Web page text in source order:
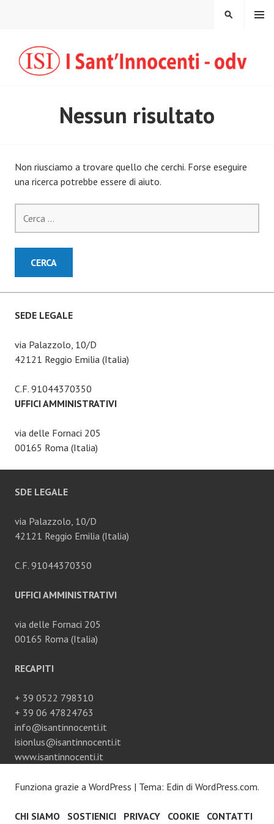
MENU
CERCA
Nessun risultato
Non riusciamo a trovare quello che cerchi. Forse eseguire
una ricerca potrebbe essere di aiuto.
per:
SEDE LEGALE
via Palazzolo, 10/D
42121 Reggio Emilia (Italia)
C.F. 91044370350
UFFICI AMMINISTRATIVI
via delle Fornaci 205
00165 Roma (Italia)
SDE LEGALE
via Palazzolo, 10/D
42121 Reggio Emilia (Italia)
C.F. 91044370350
UFFICI AMMINISTRATIVI
via delle Fornaci 205
00165 Roma (Italia)
RECAPITI
+ 39 0522 798310
+ 39 06 47824763
info@isantinnocenti.it
isionlus@isantinnocenti.it
www.isantinnocenti.it
Funziona grazie a WordPress | Tema: Edin di WordPress.com.
CHI SIAMO SOSTIENICI PRIVACY COOKIE CONTATTI